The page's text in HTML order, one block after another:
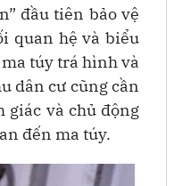
đầu tiên bảo vệ
quan hệ và biểu
túy trá hình và
dân cư cũng cần
giác và chủ động
đến ma túy.